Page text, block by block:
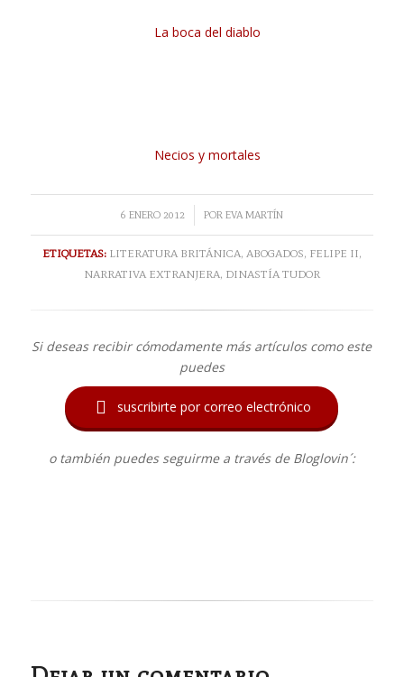
La boca del diablo
Necios y mortales
6 ENERO 2012
/ POR EVA MARTÍN
ETIQUETAS: LITERATURA BRITÁNICA, ABOGADOS, FELIPE II,
NARRATIVA EXTRANJERA, DINASTÍA TUDOR
Si deseas recibir cómodamente más artículos como este
puedes
 suscribirte por correo electrónico
o también puedes seguirme a través de Bloglovin´: